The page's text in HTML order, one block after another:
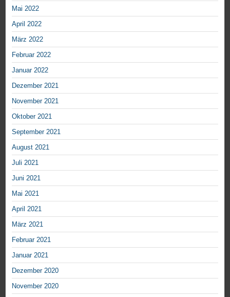
Mai 2022
April 2022
März 2022
Februar 2022
Januar 2022
Dezember 2021
November 2021
Oktober 2021
September 2021
August 2021
Juli 2021
Juni 2021
Mai 2021
April 2021
März 2021
Februar 2021
Januar 2021
Dezember 2020
November 2020